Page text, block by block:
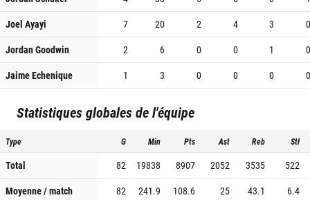
Joel Ayayi
7 20 2 4 3
Jordan Goodwin
2 6 0 0 1
Jaime Echenique
1 3 0 0 0
Statistiques globales de l'équipe
Type G Min Pts Ast Reb Stl
Total 82 19838 8907 2052 3535
522
Moyenne / match
82 241.9 108.6 25 43.1 6.4